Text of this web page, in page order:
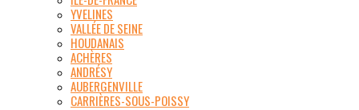
YVELINES
VALLÉE DE SEINE
HOUDANAIS
ACHÈRES
ANDRÉSY
AUBERGENVILLE
CARRIÈRES-SOUS-POISSY